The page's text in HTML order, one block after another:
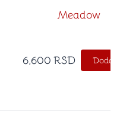
Meadow
6,600 RSD